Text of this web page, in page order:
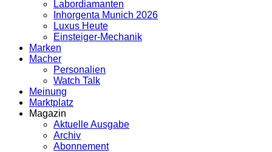
Labordiamanten
Inhorgenta Munich 2026
Luxus Heute
Einsteiger-Mechanik
Marken
Macher
Personalien
Watch Talk
Meinung
Marktplatz
Magazin
Aktuelle Ausgabe
Archiv
Abonnement